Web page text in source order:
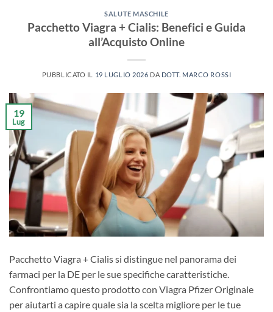
SALUTE MASCHILE
Pacchetto Viagra + Cialis: Benefici e Guida
all’Acquisto Online
PUBBLICATO IL 19 LUGLIO 2026 DA DOTT. MARCO ROSSI
19
Lug
Pacchetto Viagra + Cialis si distingue nel panorama dei
farmaci per la DE per le sue specifiche caratteristiche.
Confrontiamo questo prodotto con Viagra Pfizer Originale
per aiutarti a capire quale sia la scelta migliore per le tue